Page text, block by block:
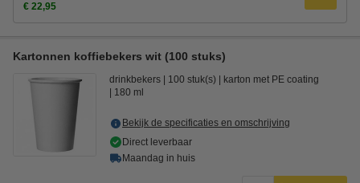
€ 22,95
Kartonnen koffiebekers wit (100 stuks)
drinkbekers 100 stuk(s)
karton met PE coating
180 ml
Bekijk de specificaties en omschrijving
Direct leverbaar
Maandag in huis